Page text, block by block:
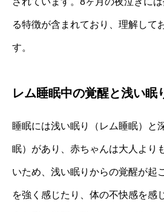
る特徴が含まれており、理解して
す。
レム睡眠中の覚醒と浅い眠
睡眠には浅い眠り（レム睡眠）と
眠）があり、赤ちゃんは大人より
いため、浅い眠りからの覚醒が起
を強く感じたり、体の不快感を感